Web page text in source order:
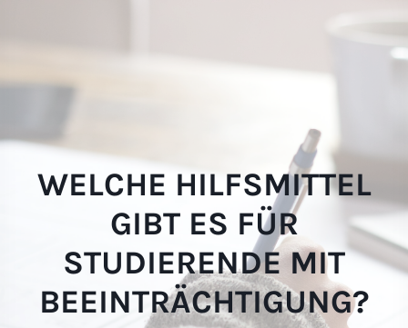
WELCHE HILFSMITTEL
GIBT ES FÜR
STUDIERENDE MIT
BEEINTRÄCHTIGUNG?